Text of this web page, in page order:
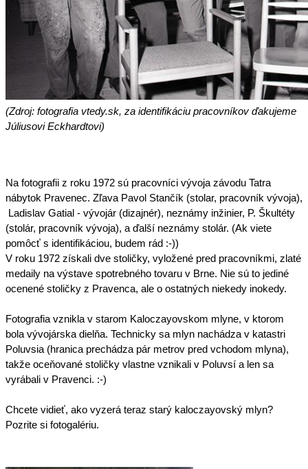
(Zdroj: fotografia vtedy.sk, za identifikáciu pracovníkov ďakujeme
Júliusovi Eckhardtovi)
Na fotografii z roku 1972 sú pracovníci vývoja závodu Tatra
nábytok Pravenec. Zľava Pavol Stančík (stolar, pracovník vývoja),
Ladislav Gatial - vývojár (dizajnér), neznámy inžinier, P. Škultéty
(stolár, pracovník vývoja), a ďalší neznámy stolár. (Ak viete
pomôcť s identifikáciou, budem rád :-))
V roku 1972 získali dve stoličky, vyložené pred pracovníkmi, zlaté
medaily na výstave spotrebného tovaru v Brne. Nie sú to jediné
ocenené stoličky z Pravenca, ale o ostatných niekedy inokedy.
Fotografia vznikla v starom Kaloczayovskom mlyne, v ktorom
bola vývojárska dielňa. Technicky sa mlyn nachádza v katastri
Poluvsia (hranica prechádza pár metrov pred vchodom mlyna),
takže oceňované stoličky vlastne vznikali v Poluvsí a len sa
vyrábali v Pravenci. :-)
Chcete vidieť, ako vyzerá teraz starý kaloczayovský mlyn?
Pozrite si fotogalériu.